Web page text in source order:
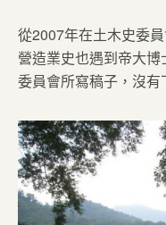
從2007年在土木史委
營造業史也遇到帝大
委員會所寫稿子，沒有